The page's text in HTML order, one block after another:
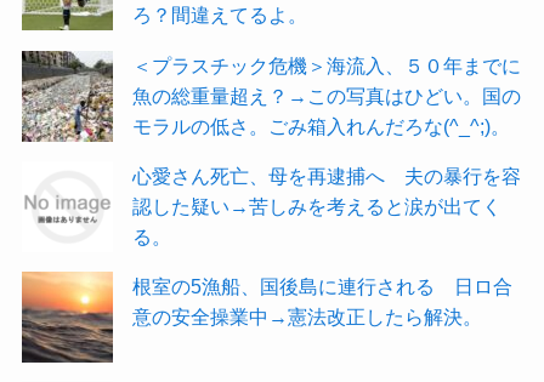
ろ？間違えてるよ。
＜プラスチック危機＞海流入、５０年までに
魚の総重量超え？→この写真はひどい。国の
モラルの低さ。ごみ箱入れんだろな(^_^;)。
心愛さん死亡、母を再逮捕へ 夫の暴行を容
認した疑い→苦しみを考えると涙が出てく
る。
根室の5漁船、国後島に連行される 日ロ合
意の安全操業中→憲法改正したら解決。